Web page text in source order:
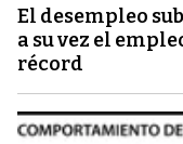
El desempleo
a su vez el
récord